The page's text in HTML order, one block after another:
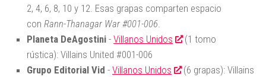
2, 4, 6, 8, 10 y 12. Esas grapas comparten espacio
con Rann-Thanagar War #001-006.
Planeta DeAgostini - Villanos Unidos
(1 tomo
rústica): Villains United #001-006
Grupo Editorial Vid - Villanos Unidos
(6 grapas): Villains